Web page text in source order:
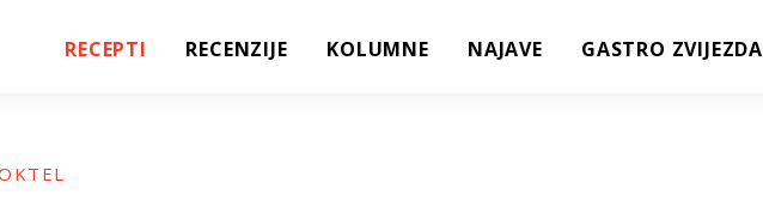
RECEPTI RECENZIJE KOLUMNE NAJAVE GASTRO ZVIJEZDA